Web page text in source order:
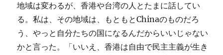
地域は変わるが、香港や台湾の人とたまに話してい
る。私は、その地域は、もともとChinaのものだろ
う、やっと自分たちの国になるんだからいいじゃない
かと言った。「いいえ、香港は自由で民主主義が生き